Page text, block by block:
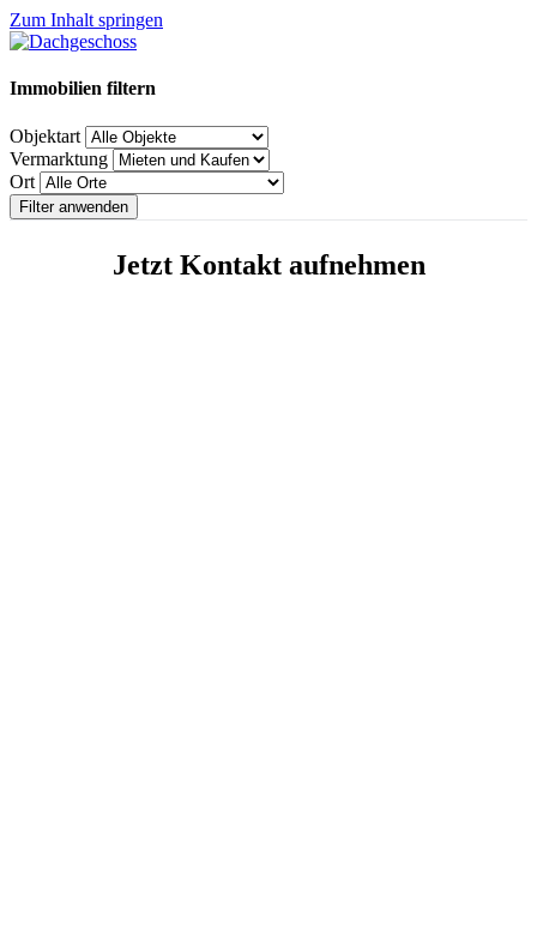
Zum Inhalt springen
Immobilien filtern
Objektart
Vermarktung
Ort
Filter anwenden
Jetzt Kontakt aufnehmen